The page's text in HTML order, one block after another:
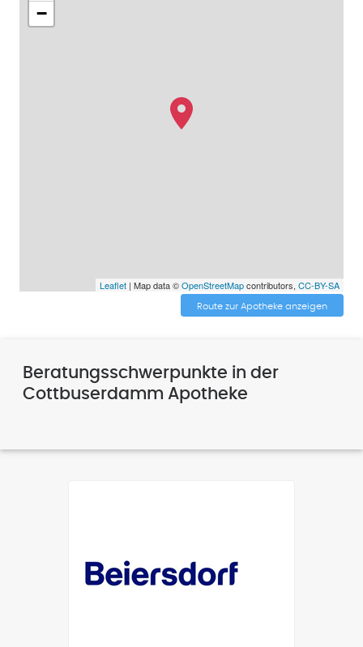
−
Leaflet| Map data ©OpenStreetMapcontributors, CC-BY-SA
Route zur Apotheke anzeigen
Beratungsschwerpunkte in der
Cottbuserdamm Apotheke